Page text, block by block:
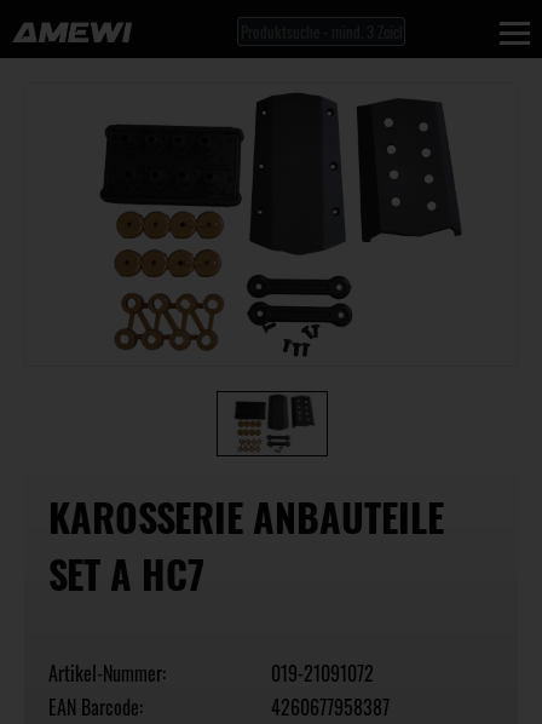
KAROSSERIE ANBAUTEILE
SET A HC7
Artikel-Nummer:
019-21091072
EAN Barcode:
4260677958387